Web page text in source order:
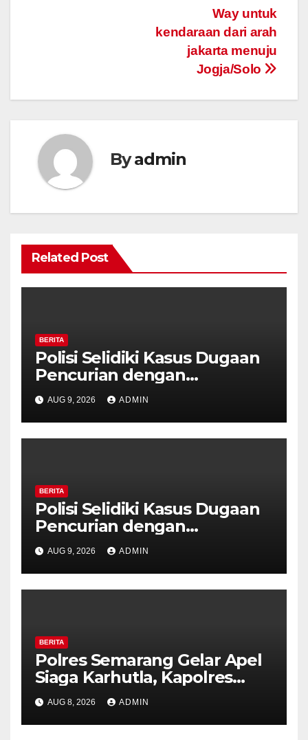
Way untuk
kendaraan dari arah
jakarta menuju
Jogja/Solo
Byadmin
Related Post
BERITA
Polisi Selidiki Kasus Dugaan
Pencurian dengan
Kekerasan di Counter HP
Royal Phone Ambarawa.
AUG 9, 2026 ADMIN
BERITA
Polisi Selidiki Kasus Dugaan
Pencurian dengan
Kekerasan di Counter HP
Royal Phone Ambarawa.
AUG 9, 2026 ADMIN
BERITA
Polres Semarang Gelar Apel
Siaga Karhutla, Kapolres
Tekankan Sinergi dan
Kesiapsiagaan Hadapi Musim
Kemarau.
AUG 8, 2026 ADMIN